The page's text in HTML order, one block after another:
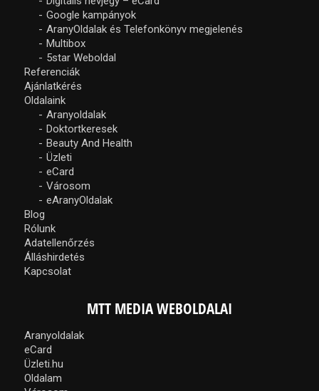
Google kampányok
AranyOldalak és Telefonkönyv megjelenés
Multibox
5star Weboldal
Referenciák
Ajánlatkérés
Oldalaink
Aranyoldalak
Doktortkeresek
Beauty And Health
Üzleti
eCard
Városom
eAranyOldalak
Blog
Rólunk
Adatellenőrzés
Álláshirdetés
Kapcsolat
MTT MEDIA WEBOLDALAI
Aranyoldalak
eCard
Üzleti.hu
Oldalam